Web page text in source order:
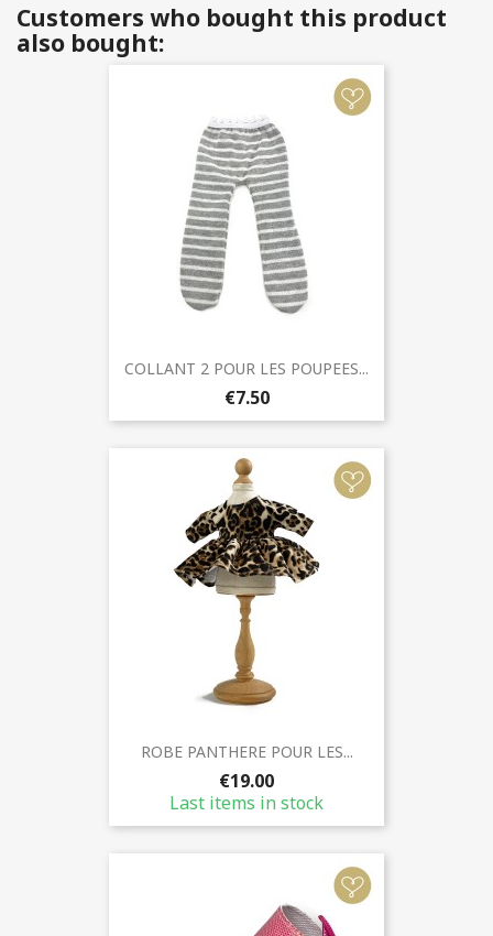
Customers who bought this product
also bought:
COLLANT 2 POUR LES POUPEES...
€7.50
ROBE PANTHERE POUR LES...
€19.00
Last items in stock